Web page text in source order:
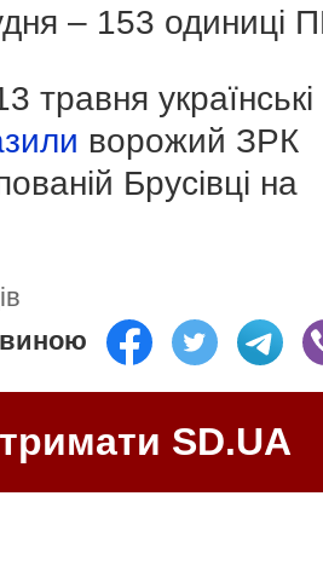
– 153 одиниці
травня українські
ворожий ЗРК
Брусівці на
SD.UA